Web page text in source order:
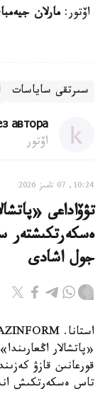
اۆتور:مارلان
سىرتقى ساياسات
автора
اۆتور
10:24, 07 تامىز 2026
تۋۆاداعى
ەسكەرتكىشتەر
جول اشادى
«پاتشالار
قورعانىن قازۋ
تاس ەسكەرتكىش